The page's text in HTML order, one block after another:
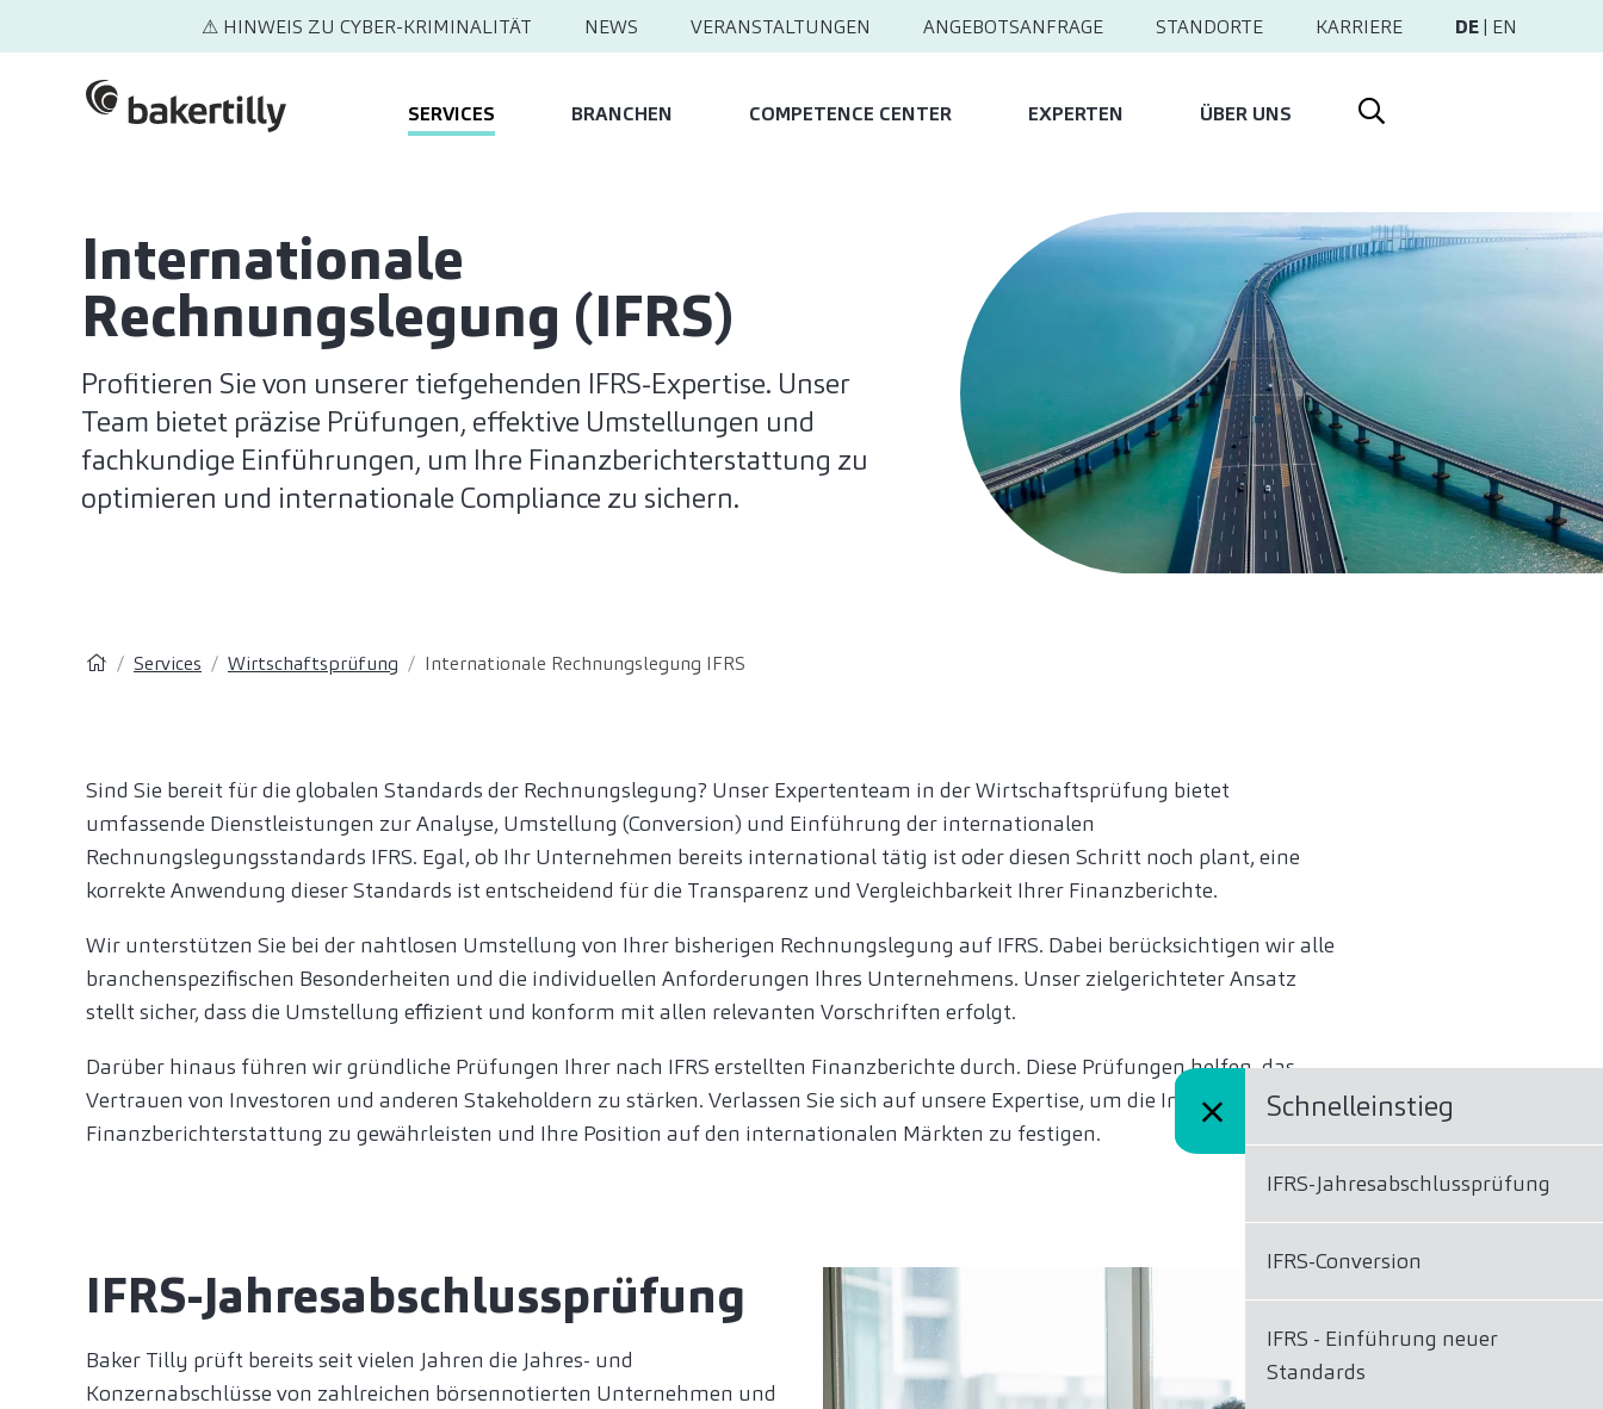
⚠ HINWEIS ZU CYBER-KRIMINALITÄT NEWS VERANSTALTUNGEN ANGEBOTSANFRAGE STANDORTE KARRIERE DE| EN
SERVICES BRANCHEN COMPETENCE CENTER EXPERTEN ÜBER UNS
Internationale
Rechnungslegung (IFRS)
Profitieren Sie von unserer tiefgehenden IFRS-Expertise. Unser
Team bietet präzise Prüfungen, effektive Umstellungen und
fachkundige Einführungen, um Ihre Finanzberichterstattung zu
optimieren und internationale Compliance zu sichern.
Services Wirtschaftsprüfung Internationale Rechnungslegung IFRS
Sind Sie bereit für die globalen Standards der Rechnungslegung? Unser Expertenteam in der Wirtschaftsprüfung bietet
umfassende Dienstleistungen zur Analyse, Umstellung (Conversion) und Einführung der internationalen
Rechnungslegungsstandards IFRS. Egal, ob Ihr Unternehmen bereits international tätig ist oder diesen Schritt noch plant, eine
korrekte Anwendung dieser Standards ist entscheidend für die Transparenz und Vergleichbarkeit Ihrer Finanzberichte.
Wir unterstützen Sie bei der nahtlosen Umstellung von Ihrer bisherigen Rechnungslegung auf IFRS. Dabei berücksichtigen wir alle
branchenspezifischen Besonderheiten und die individuellen Anforderungen Ihres Unternehmens. Unser zielgerichteter Ansatz
stellt sicher, dass die Umstellung effizient und konform mit allen relevanten Vorschriften erfolgt.
Darüber hinaus führen wir gründliche Prüfungen Ihrer nach IFRS erstellten Finanzberichte durch. Diese Prüfungen helfen, das
Vertrauen von Investoren und anderen Stakeholdern zu stärken. Verlassen Sie sich auf unsere Expertise, um die Integrität Ihrer
Finanzberichterstattung zu gewährleisten und Ihre Position auf den internationalen Märkten zu festigen.
IFRS-Jahresabschlussprüfung
Baker Tilly prüft bereits seit vielen Jahren die Jahres- und
Konzernabschlüsse von zahlreichen börsennotierten Unternehmen und
Schnelleinstieg
IFRS-Jahresabschlussprüfung
IFRS-Conversion
IFRS - Einführung neuer
Standards